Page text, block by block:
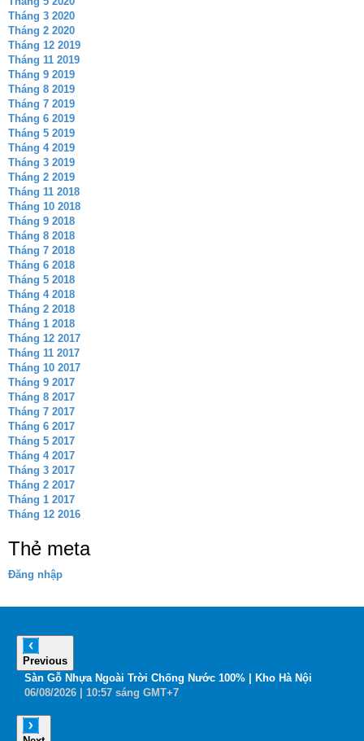
Tháng 3 2020
Tháng 2 2020
Tháng 12 2019
Tháng 11 2019
Tháng 9 2019
Tháng 8 2019
Tháng 7 2019
Tháng 6 2019
Tháng 5 2019
Tháng 4 2019
Tháng 3 2019
Tháng 2 2019
Tháng 11 2018
Tháng 10 2018
Tháng 9 2018
Tháng 8 2018
Tháng 7 2018
Tháng 6 2018
Tháng 5 2018
Tháng 4 2018
Tháng 2 2018
Tháng 1 2018
Tháng 12 2017
Tháng 11 2017
Tháng 10 2017
Tháng 9 2017
Tháng 8 2017
Tháng 7 2017
Tháng 6 2017
Tháng 5 2017
Tháng 4 2017
Tháng 3 2017
Tháng 2 2017
Tháng 1 2017
Tháng 12 2016
Thẻ meta
Đăng nhập
Previous
Sàn Gỗ Nhựa Ngoài Trời Chống Nước 100% | Kho Hà Nội
06/08/2026 | 10:57 sáng GMT+7